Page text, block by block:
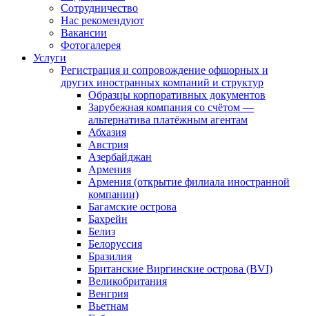
Сотрудничество
Нас рекомендуют
Вакансии
Фотогалерея
Услуги
Регистрация и сопровождение офшорных и
других иностранных компаний и структур
Образцы корпоративных документов
Зарубежная компания со счётом —
альтернатива платёжным агентам
Абхазия
Австрия
Азербайджан
Армения
Армения (открытие филиала иностранной
компании)
Багамские острова
Бахрейн
Белиз
Белоруссия
Бразилия
Британские Виргинские острова (BVI)
Великобритания
Венгрия
Вьетнам